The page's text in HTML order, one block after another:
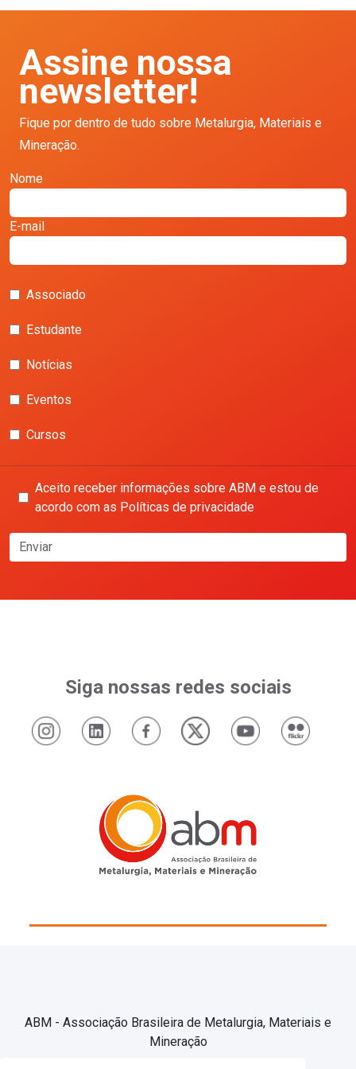
Assine nossa
newsletter!
Fique por dentro de tudo sobre Metalurgia, Materiais e
Mineração.
Nome
E-mail
Associado
Estudante
Notícias
Eventos
Cursos
Aceito receber informações sobre ABM e estou de
acordo com as Políticas de privacidade
Enviar
Siga nossas redes sociais
ABM - Associação Brasileira de Metalurgia, Materiais e
Mineração